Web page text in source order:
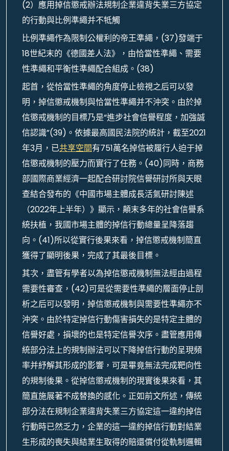
(2）應用掉信懲戒辦法規制企業違背失業三方協定
的行動與比例準繩并不牴觸
比例準繩作為限制公權利的帝王準繩，(37)發端于
18世紀末的《德國差人法》，由恰當性準繩、需要
性準繩和平衡性準繩配合組成。(38)
起首，從恰當性準繩的角度停止檢視之后可以發
明，掉信懲戒機制與恰當性準繩并不沖突。由於掉
信懲戒機制的目標乃是“進步社會信譽程度，加強誠
信認識”(39)。依據最高國民法院的統計，截至2021
年3月，已共享空間有751萬名掉信被履行人迫于掉
信懲戒機制的壓力而實行了任務。(40)同時，商務
部國際商業經濟一起配合研討院信譽研討所與天眼
查結合發布的《中國市場主體成長活氣研討陳述
（2022年上半年）》顯示，顛末多年的社會信譽系
統扶植，我國市場主體的掉信行動總量呈降落趨
向。(41)所以從實行後果來看，掉信懲戒機制簡直
獲得了顯明後果，完成了其最後目標。
其次，盡管有學者以為掉信懲戒機制無法經由過程
需要性審查，(42)可是從需要性準繩的層面停止剖
析之后可以發明，掉信懲戒機制與需要性準繩亦不
沖突。由於特定掉信行動傷害損失的是特定主體的
信譽好處，損壞的也是特定信譽次序。盡管應用傳
統部分法上的規制辦法可以下降掉信行動的呈現頻
率并紓解其形成的影響，可是畢竟無法完成靶向性
的規制後果。從掉信懲戒機制的現實後果來看，其
簡直施展著不成替換的感化。正如前文所述，傳統
部分法在規制企業違背失業三方協定這一違約掉信
行動時已然乏力，企業的這一違約掉信行動對結業
生形成的喪失與結業生取得的賠還償付從軌制邏輯